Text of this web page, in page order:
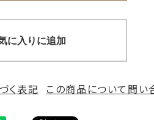
に入りに追加
く表記 この商品について問い